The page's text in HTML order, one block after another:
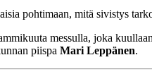
pohtimaan, mitä sivistys
messulla, joka
piispa Mari Leppänen.